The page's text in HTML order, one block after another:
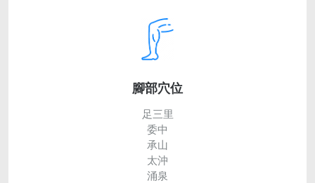
腳部穴位
足三里
委中
承山
太沖
涌泉